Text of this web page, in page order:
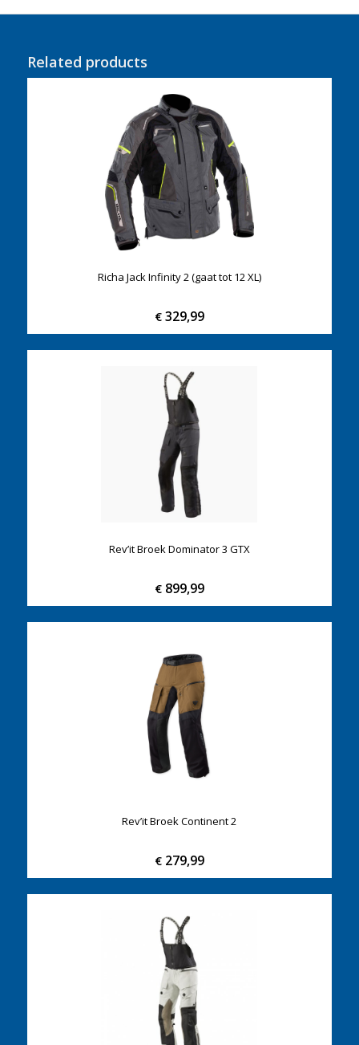
Related products
Richa Jack Infinity 2 (gaat tot 12 XL)
€329,99
Rev’it Broek Dominator 3 GTX
€899,99
Rev’it Broek Continent 2
€279,99